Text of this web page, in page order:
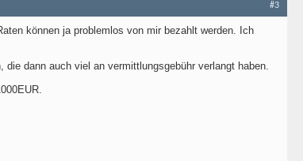
#3
können ja problemlos von mir bezahlt werden. Ich
dann auch viel an vermittlungsgebühr verlangt haben.